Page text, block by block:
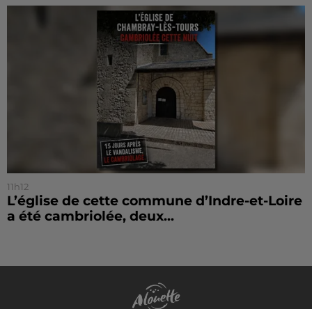
11h12
L’église de cette commune d’Indre-et-Loire
a été cambriolée, deux...